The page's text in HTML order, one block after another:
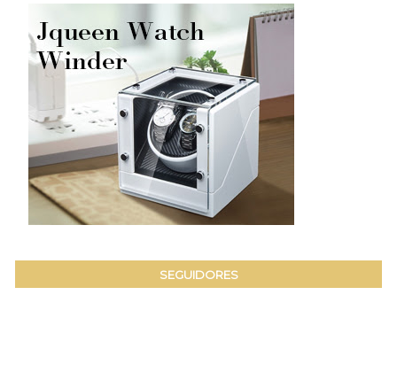
SEGUIDORES